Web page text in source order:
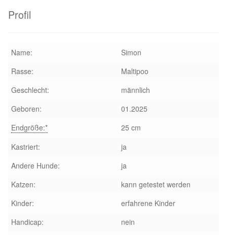
Profil
Name:
Simon
Rasse:
Maltipoo
Geschlecht:
männlich
Geboren:
01.2025
Endgröße:*
25 cm
Kastriert:
ja
Andere Hunde:
ja
Katzen:
kann getestet werden
Kinder:
erfahrene Kinder
Handicap:
nein